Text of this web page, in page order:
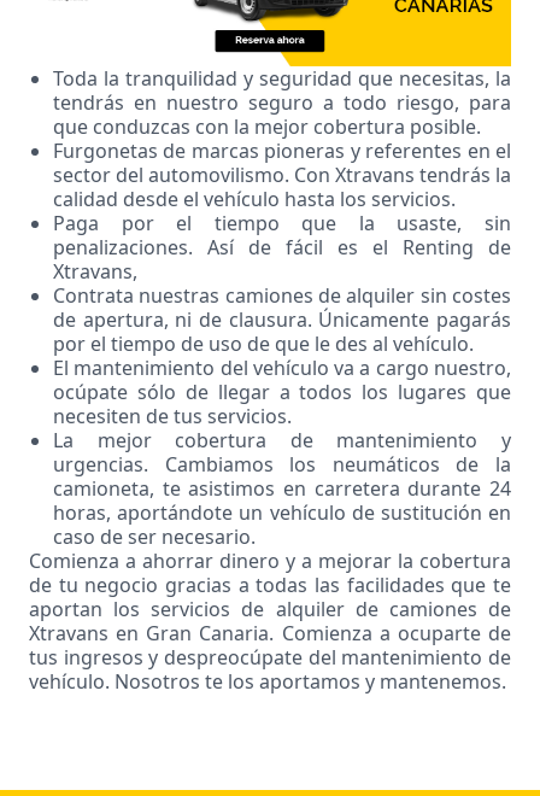
Toda la tranquilidad y seguridad que necesitas, la
tendrás en nuestro seguro a todo riesgo, para
que conduzcas con la mejor cobertura posible.
Furgonetas de marcas pioneras y referentes en el
sector del automovilismo. Con Xtravans tendrás la
calidad desde el vehículo hasta los servicios.
Paga por el tiempo que la usaste, sin
penalizaciones. Así de fácil es el Renting de
Xtravans,
Contrata nuestras camiones de alquiler sin costes
de apertura, ni de clausura. Únicamente pagarás
por el tiempo de uso de que le des al vehículo.
El mantenimiento del vehículo va a cargo nuestro,
ocúpate sólo de llegar a todos los lugares que
necesiten de tus servicios.
La mejor cobertura de mantenimiento y
urgencias. Cambiamos los neumáticos de la
camioneta, te asistimos en carretera durante 24
horas, aportándote un vehículo de sustitución en
caso de ser necesario.
Comienza a ahorrar dinero y a mejorar la cobertura
de tu negocio gracias a todas las facilidades que te
aportan los servicios de alquiler de camiones de
Xtravans en Gran Canaria. Comienza a ocuparte de
tus ingresos y despreocúpate del mantenimiento de
vehículo. Nosotros te los aportamos y mantenemos.